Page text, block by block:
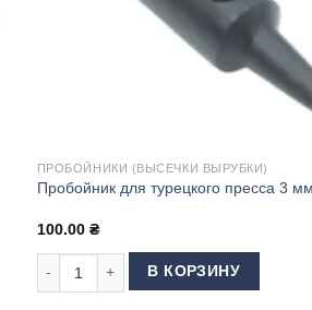
дырокол - пробойник) PUNCH
ПРОБОЙНИКИ (ВЫСЕЧКИ ВЫРУБКИ)
Пробойник для турецкого пресса 3 мм
100.00 ₴
Количество товара Пробойник для
В КОРЗИНУ